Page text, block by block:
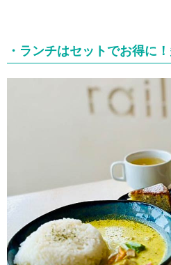
・ランチはセットでお得に